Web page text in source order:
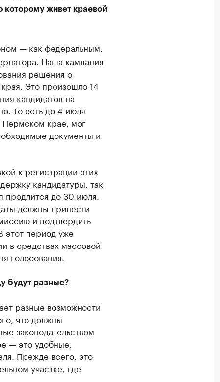
которому живет краевой
— как федеральным,
Наша кампания
решения о
Это произошло 14
кандидатов на
То есть до 4 июля
крае, мог
документы и
к регистрации этих
кандидатуры, так
продлится до 30 июля.
должны принести
и подтвердить
этот период уже
в средствах массовой
голосования.
будут разные?
разные возможности
что должны
законодательством
— это удобные,
Прежде всего, это
участке, где